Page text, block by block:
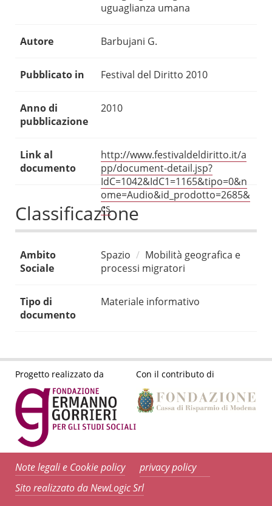
uguaglianza umana
Autore Barbujani G.
Pubblicato in Festival del Diritto 2010
Anno di
pubblicazione
2010
Link al
documento
http://www.festivaldeldiritto.it/a
pp/document-detail.jsp?
IdC=1042&IdC1=1165&tipo=0&n
ome=Audio&id_prodotto=2685&
cs
Classificazione
Ambito
Sociale
Spazio
Mobilità geografica e
processi migratori
Tipo di
documento
Materiale informativo
Progetto realizzato da Con il contributo di
Note legali e Cookie policy
privacy policy
Sito realizzato da NewLogic Srl